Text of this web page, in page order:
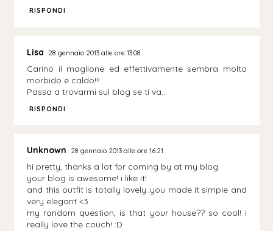
RISPONDI
Lisa 28 gennaio 2013 alle ore 13:08
Carino il maglione ed effettivamente sembra molto
morbido e caldo!!!
Passa a trovarmi sul blog se ti va...
RISPONDI
Unknown 28 gennaio 2013 alle ore 16:21
hi pretty, thanks a lot for coming by at my blog.
your blog is awesome! i like it!
and this outfit is totally lovely..you made it simple and
very elegant <3
my random question, is that your house?? so cool! i
really love the couch! :D